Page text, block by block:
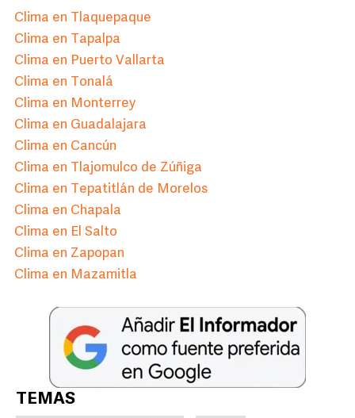
Clima en Tlaquepaque
Clima en Tapalpa
Clima en Puerto Vallarta
Clima en Tonalá
Clima en Monterrey
Clima en Guadalajara
Clima en Cancún
Clima en Tlajomulco de Zúñiga
Clima en Tepatitlán de Morelos
Clima en Chapala
Clima en El Salto
Clima en Zapopan
Clima en Mazamitla
TEMAS